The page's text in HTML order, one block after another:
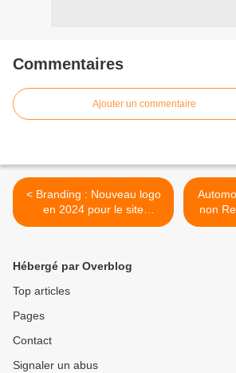
Commentaires
Ajouter un commentaire
< Branding : Nouveau logo
en 2024 pour le site
ecommerce Cdiscount
non
Hébergé par Overblog
Top articles
Pages
Contact
Signaler un abus